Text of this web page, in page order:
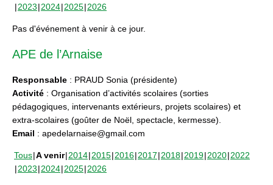
2023 2024 2025 2026
Pas d'événement à venir à ce jour.
APE de l’Arnaise
Responsable : PRAUD Sonia (présidente)
Activité : Organisation d’activités scolaires (sorties
pédagogiques, intervenants extérieurs, projets scolaires) et
extra-scolaires (goûter de Noël, spectacle, kermesse).
Email : apedelarnaise@gmail.com
Tous A venir 2014 2015 2016 2017 2018 2019 2020 2022
2023 2024 2025 2026